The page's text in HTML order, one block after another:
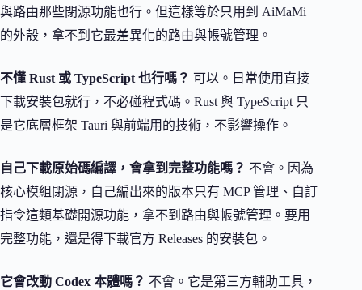
與路由那些閉源功能也行。但這樣等於只用到 AiMaMi
的外殼，拿不到它最差異化的路由與帳號管理。
不懂 Rust 或 TypeScript 也行嗎？ 可以。日常使用直接
下載安裝包就行，不必碰程式碼。Rust 與 TypeScript 只
是它底層框架 Tauri 與前端用的技術，不影響操作。
自己下載原始碼編譯，會拿到完整功能嗎？ 不會。因為
核心模組閉源，自己編出來的版本只有 MCP 管理、自訂
指令這類基礎開源功能，拿不到路由與帳號管理。要用
完整功能，還是得下載官方 Releases 的安裝包。
它會改動 Codex 本體嗎？ 不會。它是第三方輔助工具，